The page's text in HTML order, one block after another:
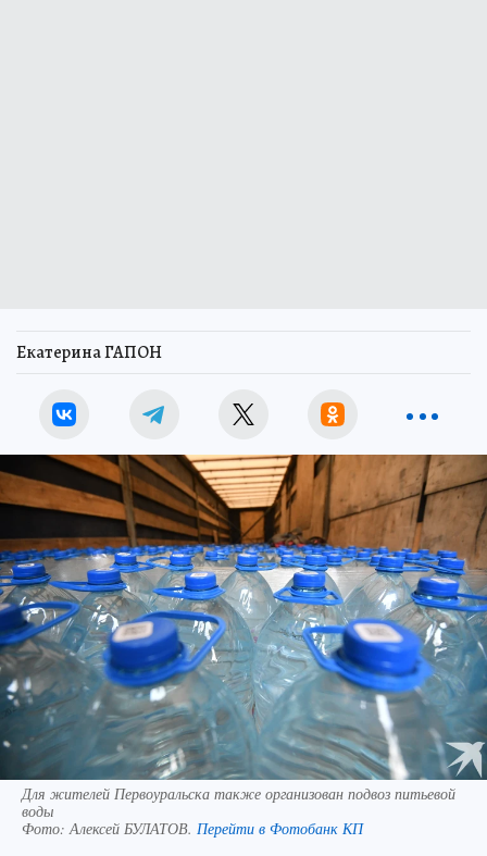
Екатерина ГАПОН
Для жителей Первоуральска также организован подвоз питьевой
воды
Фото:Алексей БУЛАТОВ. Перейти в Фотобанк КП